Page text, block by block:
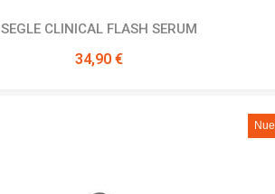
Ver producto
SEGLE CLINICAL FLASH SERUM
34,90 €